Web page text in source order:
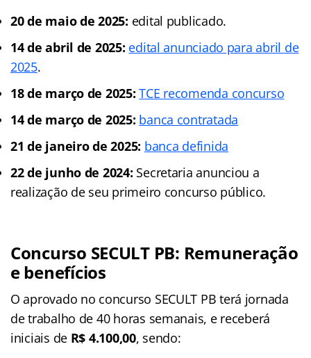
20 de maio de 2025: edital publicado.
14 de abril de 2025: edital anunciado para abril de
2025.
18 de março de 2025: TCE recomenda concurso
14 de março de 2025: banca contratada
21 de janeiro de 2025: banca definida
22 de junho de 2024: Secretaria anunciou a
realização de seu primeiro concurso público.
Concurso SECULT PB: Remuneração
e benefícios
O aprovado no concurso SECULT PB terá jornada
de trabalho de 40 horas semanais, e receberá
iniciais de R$ 4.100,00, sendo: